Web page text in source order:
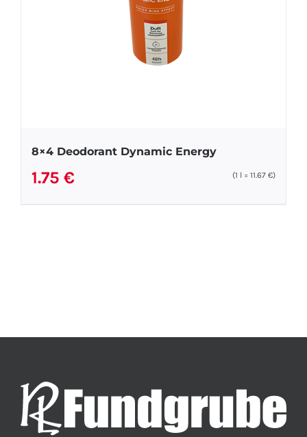
8×4 Deodorant Dynamic Energy
1.75 € (1 l =11.67€)